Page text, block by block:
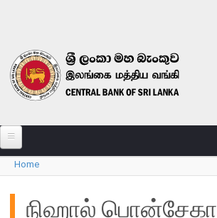
பற்றி
வங்கி பற்றி
You are here
Home
நிஹால் பொன்சேகா